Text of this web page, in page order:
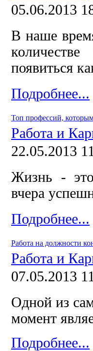
05.06.2013
В наше
появиться
Подробнее...
Топ профессий,
Работа и
22.05.2013
Жизнь -
вчера
Подробнее...
Работа на должности
Работа и
07.05.2013
Одной из
момент
Подробнее...